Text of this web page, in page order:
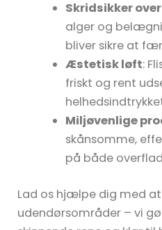
Skridsikker
alger og
bliver sikre at
Æstetisk løft:
friskt og rent
Miljøvenlige
skånsomme,
på både
Lad os hjælpe dig med
udendørsområder – vi